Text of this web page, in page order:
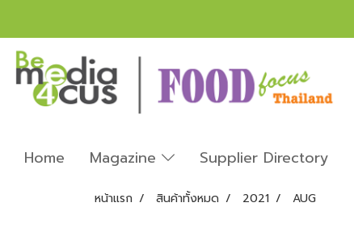
Home Magazine Supplier Directory
หน้าแรก สินค้าทั้งหมด 2021 AUG